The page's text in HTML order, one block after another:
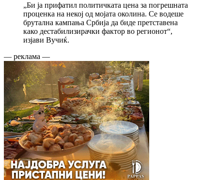
„Би ја прифатил политичката цена за погрешната
проценка на некој од мојата околина. Се водеше
брутална кампања Србија да биде претставена
како дестабилизирачки фактор во регионот“,
изјави Вучиќ.
— реклама —